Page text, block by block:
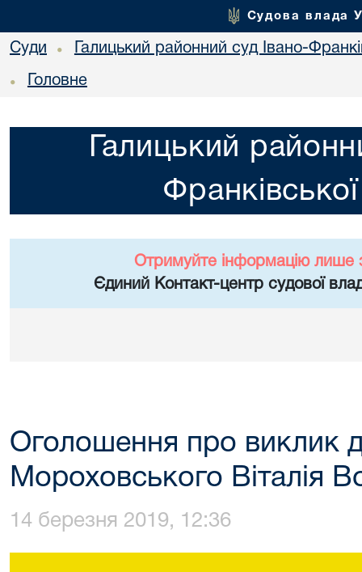
Судова влада
Суди • Галицький районний суд Івано-
• Головне
Галицький
Отримуйте інформацію лише
Єдиний Контакт-центр судової
Оголошення про виклик
Мороховського Віталія
14 березня 2019, 12:36